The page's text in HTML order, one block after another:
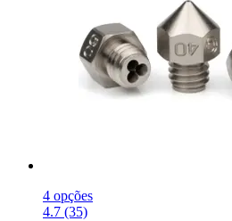
4 opções
4.7 (35)